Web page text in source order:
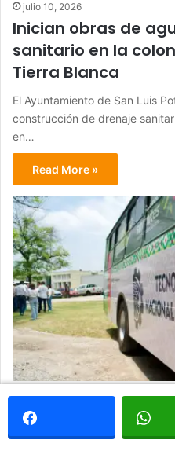
julio 10, 2026
Inician obras de
sanitario en la
Tierra Blanca
El Ayuntamiento de San Luis
construcción de drenaje
en…
Read More »
julio 10, 2026
Tecnológico de
autobús para